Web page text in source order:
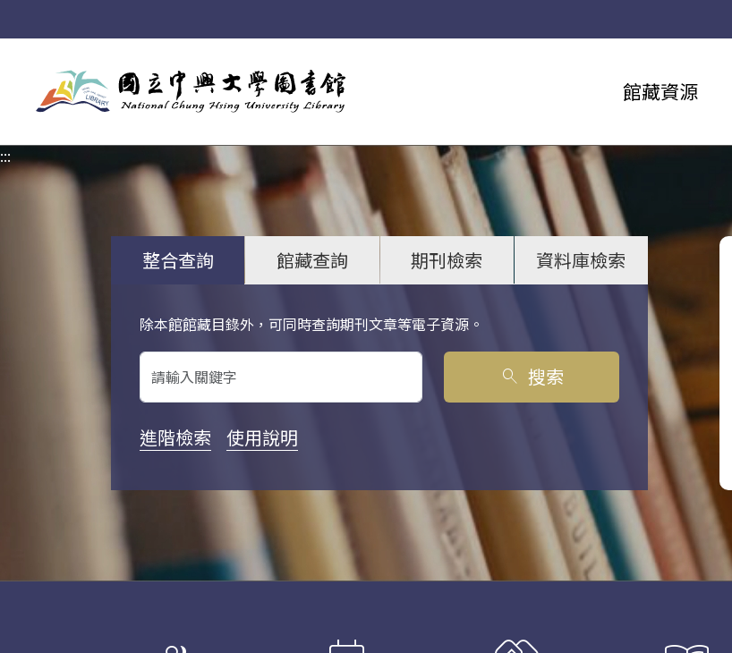
館藏資源
:::
整合查詢 館藏查詢 期刊檢索 資料庫檢索
除本館館藏目錄外，可同時查詢期刊文章等電子資源。
關鍵字搜尋
search 搜索
進階檢索 使用說明